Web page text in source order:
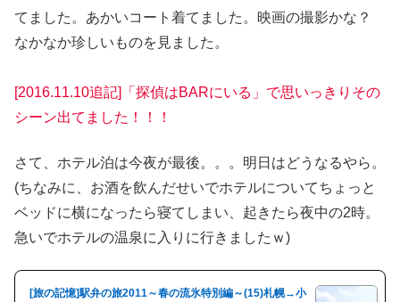
てました。あかいコート着てました。映画の撮影かな？
なかなか珍しいものを見ました。
[2016.11.10追記]「探偵はBARにいる」で思いっきりその
シーン出てました！！！
さて、ホテル泊は今夜が最後。。。明日はどうなるやら。
(ちなみに、お酒を飲んだせいでホテルについてちょっと
ベッドに横になったら寝てしまい、起きたら夜中の2時。
急いでホテルの温泉に入りに行きましたｗ)
[旅の記憶]駅弁の旅2011～春の流氷特別編～(15)札幌→小